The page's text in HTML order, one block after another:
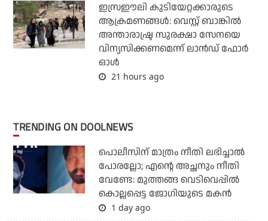
ഇസ്രഈലി കുടിയേറ്റക്കാരുടെ
ആക്രമണങ്ങള്‍: വെസ്റ്റ് ബാങ്കില്‍
അന്താരാഷ്ട്ര സുരക്ഷാ സേനയെ
വിന്യസിക്കണമെന്ന് ലാന്‍ഡ് ഫോര്‍
ഓള്‍
21 hours ago
TRENDING ON DOOLNEWS
പൊലീസിന് മാത്രം നീതി ലഭിച്ചാല്‍
പോരല്ലോ; എന്റെ അച്ഛനും നീതി
വേണ്ടേ: മുത്തങ്ങ വെടിവെപ്പില്‍
കൊല്ലപ്പെട്ട ജോഗിയുടെ മകന്‍
1 day ago